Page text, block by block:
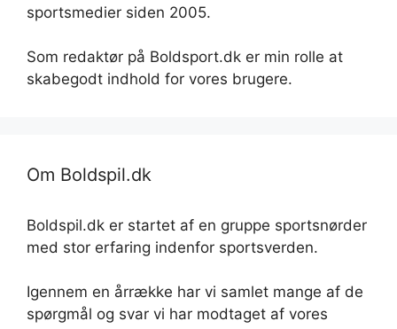
sportsmedier siden 2005.
Som redaktør på Boldsport.dk er min rolle at
skabegodt indhold for vores brugere.
Om Boldspil.dk
Boldspil.dk er startet af en gruppe sportsnørder
med stor erfaring indenfor sportsverden.
Igennem en årrække har vi samlet mange af de
spørgmål og svar vi har modtaget af vores